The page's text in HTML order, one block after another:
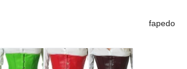
fapedo